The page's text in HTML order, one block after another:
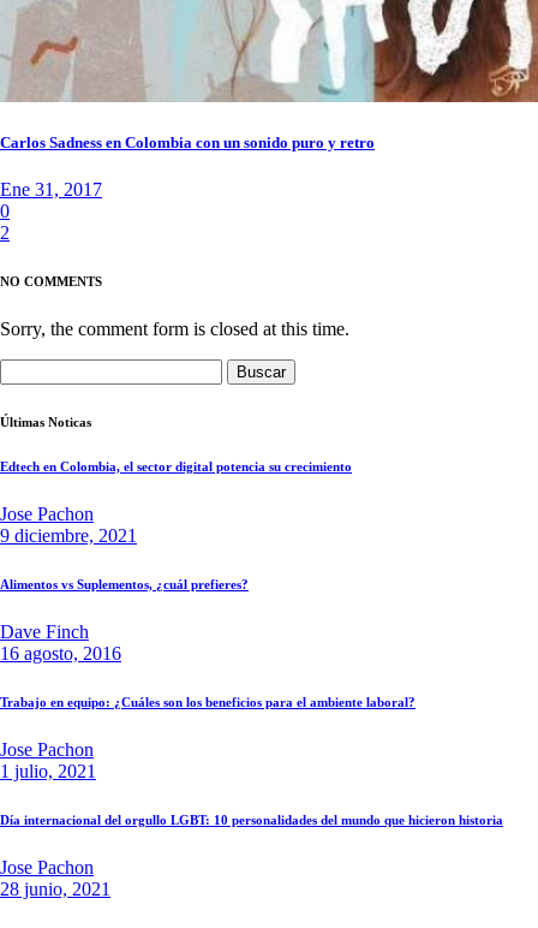
Carlos Sadness en Colombia con un sonido puro y retro
Ene 31, 2017
0
2
NO COMMENTS
Sorry, the comment form is closed at this time.
Últimas Noticas
Edtech en Colombia, el sector digital potencia su crecimiento
Jose Pachon
9 diciembre, 2021
Alimentos vs Suplementos, ¿cuál prefieres?
Dave Finch
16 agosto, 2016
Trabajo en equipo: ¿Cuáles son los beneficios para el ambiente laboral?
Jose Pachon
1 julio, 2021
Día internacional del orgullo LGBT: 10 personalidades del mundo que hicieron historia
Jose Pachon
28 junio, 2021